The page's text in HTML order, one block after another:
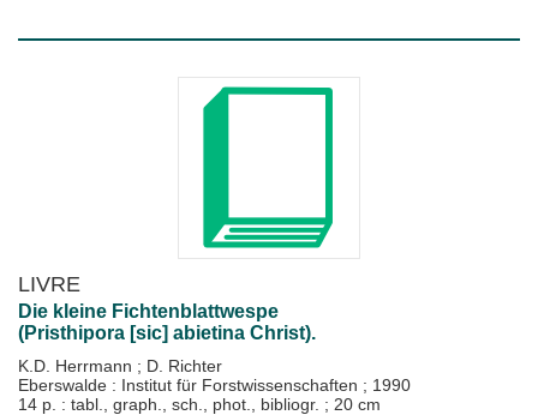
LIVRE
Die kleine Fichtenblattwespe
(Pristhipora [sic] abietina Christ).
K.D. Herrmann ; D. Richter
Eberswalde : Institut für Forstwissenschaften ; 1990
14 p. : tabl., graph., sch., phot., bibliogr. ; 20 cm